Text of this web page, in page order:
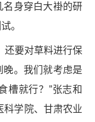
名身穿白大褂的研
。
还要对草料进行保
。我们就考虑是
槽就行？”张志和
科学院、甘肃农业